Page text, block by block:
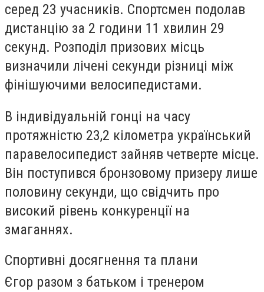
серед 23 учасників. Спортсмен подолав
дистанцію за 2 години 11 хвилин 29
секунд. Розподіл призових місць
визначили лічені секунди різниці між
фінішуючими велосипедистами.
В індивідуальній гонці на часу
протяжністю 23,2 кілометра український
паравелосипедист зайняв четверте місце.
Він поступився бронзовому призеру лише
половину секунди, що свідчить про
високий рівень конкуренції на
змаганнях.
Спортивні досягнення та плани
Єгор разом з батьком і тренером